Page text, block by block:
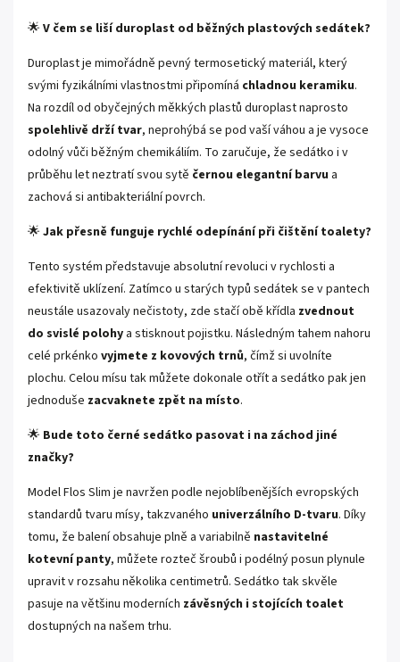
🌟 V čem se liší duroplast od běžných plastových sedátek?
Duroplast je mimořádně pevný termosetický materiál, který
svými fyzikálními vlastnostmi připomíná chladnou keramiku.
Na rozdíl od obyčejných měkkých plastů duroplast naprosto
spolehlivě drží tvar, neprohýbá se pod vaší váhou a je vysoce
odolný vůči běžným chemikáliím. To zaručuje, že sedátko i v
průběhu let neztratí svou sytě černou elegantní barvu a
zachová si antibakteriální povrch.
🌟 Jak přesně funguje rychlé odepínání při čištění toalety?
Tento systém představuje absolutní revoluci v rychlosti a
efektivitě uklízení. Zatímco u starých typů sedátek se v pantech
neustále usazovaly nečistoty, zde stačí obě křídla zvednout
do svislé polohy a stisknout pojistku. Následným tahem nahoru
celé prkénko vyjmete z kovových trnů, čímž si uvolníte
plochu. Celou mísu tak můžete dokonale otřít a sedátko pak jen
jednoduše zacvaknete zpět na místo.
🌟 Bude toto černé sedátko pasovat i na záchod jiné
značky?
Model Flos Slim je navržen podle nejoblíbenějších evropských
standardů tvaru mísy, takzvaného univerzálního D-tvaru. Díky
tomu, že balení obsahuje plně a variabilně nastavitelné
kotevní panty, můžete rozteč šroubů i podélný posun plynule
upravit v rozsahu několika centimetrů. Sedátko tak skvěle
pasuje na většinu moderních závěsných i stojících toalet
dostupných na našem trhu.